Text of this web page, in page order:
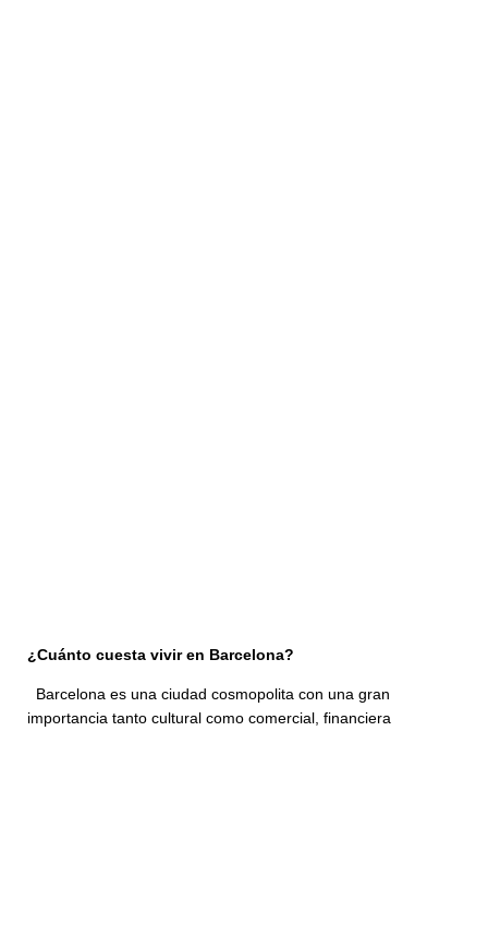
¿Cuánto cuesta vivir en Barcelona?
Barcelona es una ciudad cosmopolita con una gran
importancia tanto cultural como comercial, financiera